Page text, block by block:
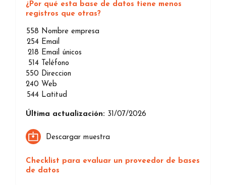
¿Por qué esta base de datos tiene menos
registros que otras?
558 Nombre empresa
254 Email
218 Email únicos
514 Teléfono
550 Direccion
240 Web
544 Latitud
Última actualización: 31/07/2026
Descargar muestra
Checklist para evaluar un proveedor de bases
de datos